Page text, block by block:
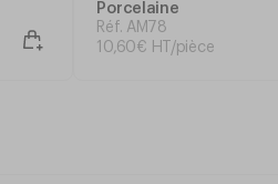
Porcelaine
Réf. AM78
10,60€ HT/pièce